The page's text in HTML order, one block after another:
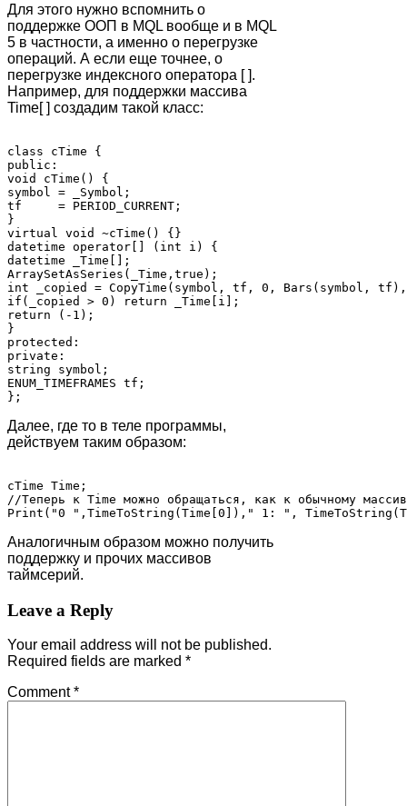
Для этого нужно вспомнить о
поддержке ООП в MQL вообще и в MQL
5 в частности, а именно о перегрузке
операций. А если еще точнее, о
перегрузке индексного оператора [ ].
Например, для поддержки массива
Time[ ] создадим такой класс:
class cTime {
public:
void cTime() {
symbol = _Symbol;
tf     = PERIOD_CURRENT;
}
virtual void ~cTime() {}
datetime operator[] (int i) {
datetime _Time[];
ArraySetAsSeries(_Time,true);
int _copied = CopyTime(symbol, tf, 0, Bars(symbol,
if(_copied > 0) return _Time[i];
return (-1);
}
protected:
private:
string symbol;
ENUM_TIMEFRAMES tf;
Далее, где то в теле программы,
действуем таким образом:
cTime Time;
//Теперь к Time можно обращаться, как к обычному
Аналогичным образом можно получить
поддержку и прочих массивов
таймсерий.
Leave a Reply
Your email address will not be published.
Required fields are marked *
Comment*